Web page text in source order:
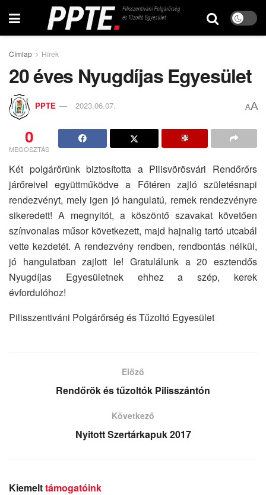
Címlap Hírek
20 éves Nyugdíjas Egyesület
PPTE 2023.06.07. AA
0
MEGOSZTÁS
Két polgárőrünk biztosította a Pilisvörösvári Rendőrőrs
járőreivel együttműködve a Főtéren zajló születésnapi
rendezvényt, mely igen jó hangulatú, remek rendezvényre
sikeredett! A megnyitót, a köszöntő szavakat követően
színvonalas műsor következett, majd hajnalig tartó utcabál
vette kezdetét. A rendezvény rendben, rendbontás nélkül,
jó hangulatban zajlott le! Gratulálunk a 20 esztendős
Nyugdíjas Egyesületnek ehhez a szép, kerek
évfordulóhoz!
Pilisszentiváni Polgárőrség és Tűzoltó Egyesület
Előző
Rendőrök és tűzoltók Pilisszántón
Következő
Nyitott Szertárkapuk 2017
Kiemelttámogatóink